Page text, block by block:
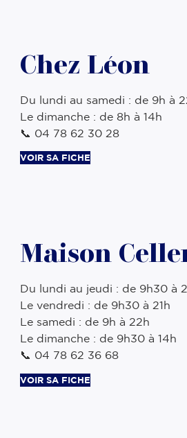
Chez Léon
Du lundi au samedi : de 9h à
Le dimanche : de 8h à 14h
📞 04 78 62 30 28
VOIR SA FICHE
Maison
Du lundi au jeudi : de 9h30 à
Le vendredi : de 9h30 à 21h
Le samedi : de 9h à 22h
Le dimanche : de 9h30 à 14h
📞 04 78 62 36 68
VOIR SA FICHE